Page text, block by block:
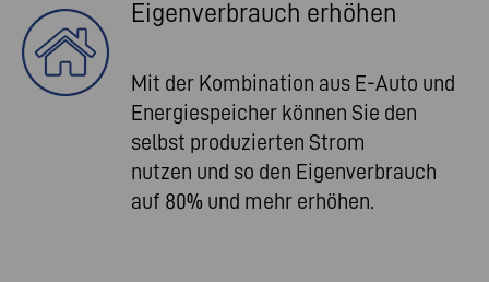
Eigenverbrauch erhöhen
Mit der Kombination aus E-Auto und
Energiespeicher können Sie den
selbst produzierten Strom
nutzen und so den Eigenverbrauch
auf 80% und mehr erhöhen.